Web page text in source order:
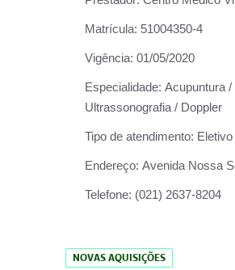
Matrícula: 51004350-4
Vigência: 01/05/2020
Especialidade: Acupuntura /
Ultrassonografia / Doppler
Tipo de atendimento: Eletivo
Endereço: Avenida Nossa
Telefone: (021) 2637-8204
NOVAS AQUISIÇÕES